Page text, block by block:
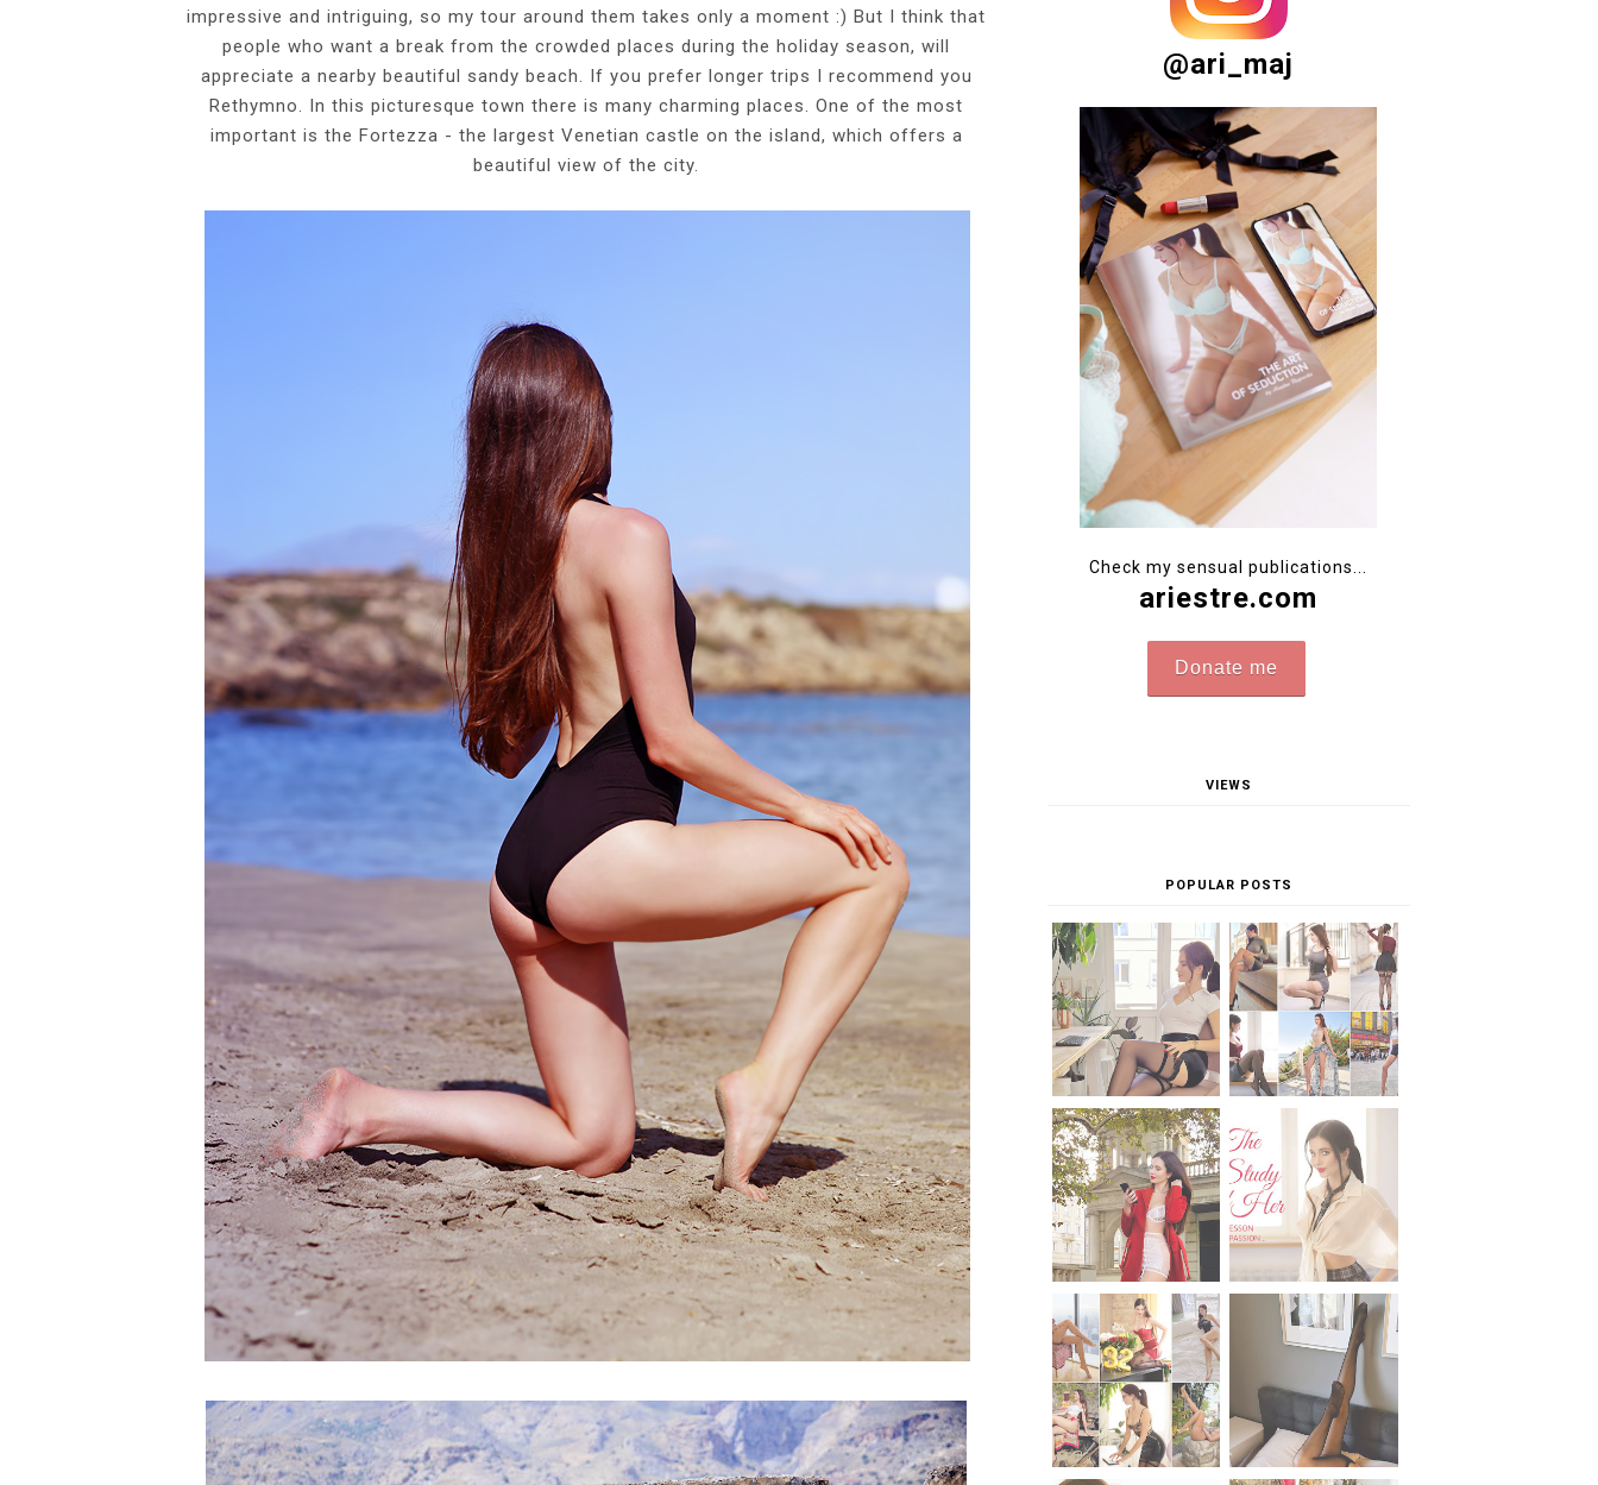
impressive and intriguing, so my tour around them takes only a moment :) But I think that
people who want a break from the crowded places during the holiday season, will
appreciate a nearby beautiful sandy beach. If you prefer longer trips I recommend you
Rethymno. In this picturesque town there is many charming places. One of the most
important is the Fortezza - the largest Venetian castle on the island, which offers a
beautiful view of the city.
@ari_maj
Check my sensual publications...
ariestre.com
Donate me
VIEWS
POPULAR POSTS